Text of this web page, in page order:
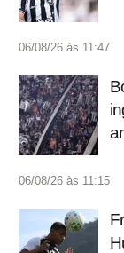
06/08/26 às 11:47
06/08/26 às 11:15